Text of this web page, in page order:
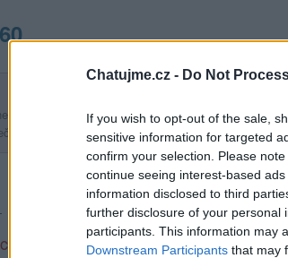
Chatujme.cz - Do Not
If you wish to opt-out of the sale,
sensitive information for targeted
confirm your selection. Please
continue seeing interest-based
information disclosed to third
further disclosure of your personal
participants. This information may
Downstream Participants that may
svou identitu ověřovací fotografií. U
osobě.